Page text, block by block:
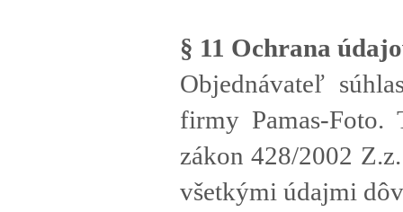
§ 11 Ochrana
Objednávateľ
firmy Pamas-Foto.
zákon 428/2002
všetkými údajmi